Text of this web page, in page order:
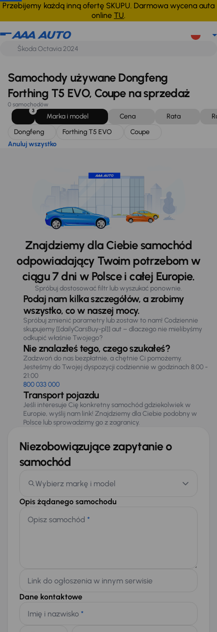
Przebijemy każdą inną ofertę SKUPU. Darmowa wycena auta
online TU.
Dongfeng Forthing T5 EVO Coupe Anuluj wszystko
Samochody używane Dongfeng
Forthing T5 EVO, Coupe na sprzedaż
0 samochodów
3
Marka i model Cena Rata
Dongfeng
Forthing T5 EVO
Coupe
Anuluj wszystko
Znajdziemy dla Ciebie samochód
odpowiadający Twoim potrzebom w
ciągu 7 dni w Polsce i całej Europie.
Spróbuj dostosować filtr lub wyszukać ponownie.
Podaj nam kilka szczegółów, a zrobimy
wszystko, co w naszej mocy.
Spróbuj zmienić parametry lub zostaw to nam! Codziennie
skupujemy [[dailyCarsBuy-pl]] aut – dlaczego nie mielibyśmy
odkupić właśnie Twojego?
Nie znalazłeś tego, czego szukałeś?
Zadzwoń do nas bezpłatnie, a chętnie Ci pomożemy.
Jesteśmy do Twojej dyspozycji codziennie w godzinach 8:00 -
21:00
800 033 000
Transport pojazdu
Jeśli interesuje Cię konkretny samochód gdziekolwiek w
Europie, wyślij nam link! Znajdziemy dla Ciebie podobny w
Polsce lub sprowadzimy go z zagranicy.
Niezobowiązujące zapytanie o
samochód
Wybierz markę i model
Opis żądanego samochodu
Opisz samochód *
Link do ogłoszenia w innym serwisie
Dane kontaktowe
Imię i nazwisko *